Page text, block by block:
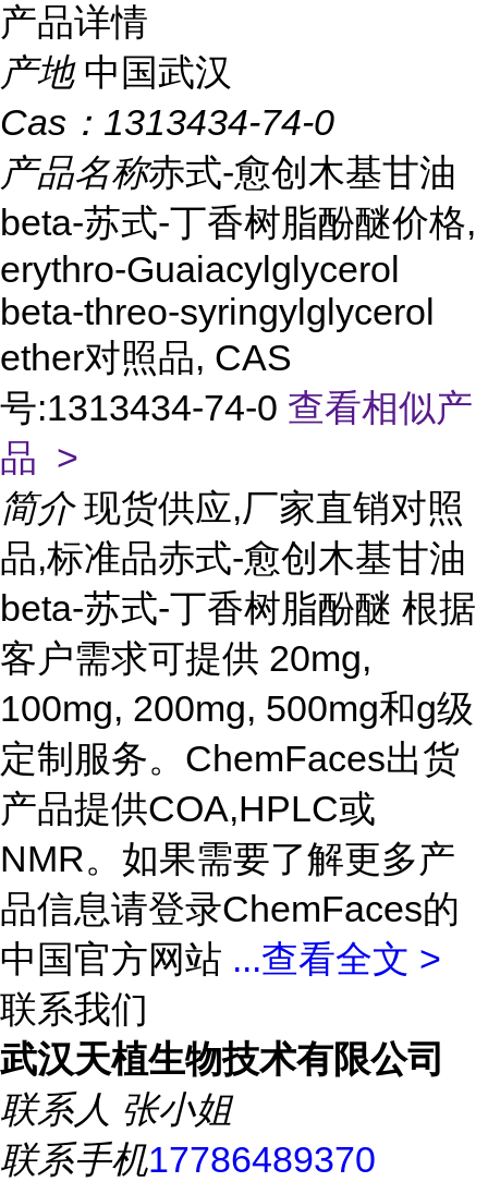
产品详情
产地 中国武汉
Cas： 1313434-74-0
产品名称赤式-愈创木基甘油
beta-苏式-丁香树脂酚醚价格,
erythro-Guaiacylglycerol
beta-threo-syringylglycerol
ether对照品, CAS
号:1313434-74-0 查看相似产
品 >
简介 现货供应,厂家直销对照
品,标准品赤式-愈创木基甘油
beta-苏式-丁香树脂酚醚 根据
客户需求可提供 20mg,
100mg, 200mg, 500mg和g级
定制服务。ChemFaces出货
产品提供COA,HPLC或
NMR。如果需要了解更多产
品信息请登录ChemFaces的
中国官方网站 ...查看全文 >
联系我们
武汉天植生物技术有限公司
联系人 张小姐
联系手机17786489370